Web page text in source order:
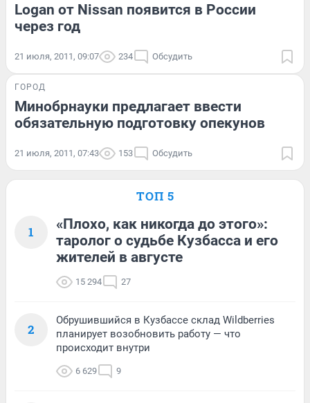
Logan от Nissan появится в России
через год
21 июля, 2011, 09:07 234 Обсудить
ГОРОД
Минобрнауки предлагает ввести
обязательную подготовку опекунов
21 июля, 2011, 07:43 153 Обсудить
ТОП 5
1
«Плохо, как никогда до этого»:
таролог о судьбе Кузбасса и его
жителей в августе
15 294 27
2
Обрушившийся в Кузбассе склад Wildberries
планирует возобновить работу — что
происходит внутри
6 629 9